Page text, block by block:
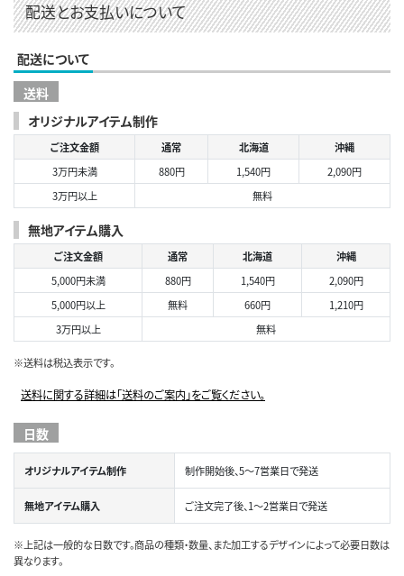
配送とお支払いについて
配送について
送料
オリジナルアイテム制作
ご注文金額 通常 北海道
沖縄
3万円未満
880円 1,540円
2,090円
3万円以上
無料
無地アイテム購入
ご注文金額 通常 北海道
沖縄
5,000円未満
880円 1,540円
2,090円
5,000円以上
無料 660円
1,210円
3万円以上
無料
※送料は税込表示です。
送料に関する詳細は「送料のご案内」をご覧ください。
日数
オリジナルアイテム制作 制作開始後、5～7営業日で発送
無地アイテム購入 ご注文完了後、1～2営業日で発送
※上記は一般的な日数です。商品の種類・数量、また加工するデザインによって必要日数は
異なります。